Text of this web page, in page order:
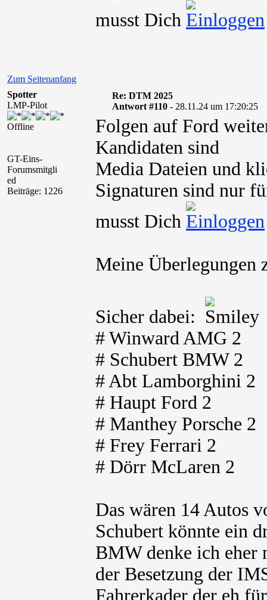
musst Dich
Zum Seitenanfang
Spotter
LMP-Pilot
Offline
GT-Eins-
Forumsmitgli
ed
Beiträge: 1226
Re: DTM 2025
Antwort #110 - 28.11.24 um 17:20:25
Folgen auf Ford
Kandidaten sind
Media Dateien und
Signaturen sind nur
musst Dich
Meine Überlegungen
Sicher dabei:
# Winward AMG 2
# Schubert BMW 2
# Abt Lamborghini 2
# Haupt Ford 2
# Manthey Porsche 2
# Frey Ferrari 2
# Dörr McLaren 2
Das wären 14 Autos
Schubert könnte ein
BMW denke ich eher
der Besetzung der
Fahrerkader der eh